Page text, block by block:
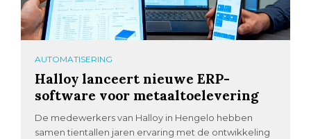
AUTOMATISERING
Halloy lanceert nieuwe ERP-
software voor metaaltoelevering
De medewerkers van Halloy in Hengelo hebben
samen tientallen jaren ervaring met de ontwikkeling